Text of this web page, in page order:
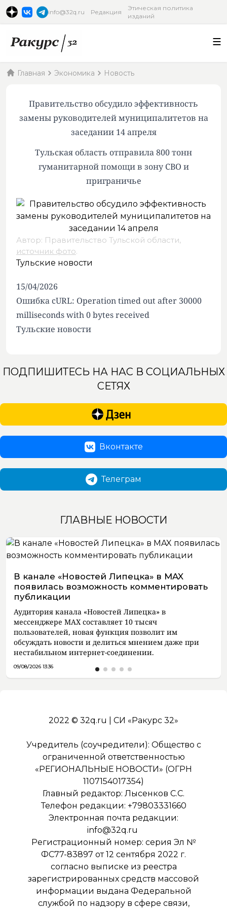
info@32q.ru Редакция
Этическая политика
изданий
Главная Экономика Новость
Правительство обсудило эффективность
замены руководителей муниципалитетов на
заседании 14 апреля
Тульская область отправила 800 тонн
гуманитарной помощи в зону СВО и
приграничье
Автор: Правительство Тульской области,
источник фото.
Тульские новости
15/04/2026
Ошибка cURL: Operation timed out after 30000
milliseconds with 0 bytes received
Тульские новости
ПОДПИШИТЕСЬ НА НАС В СОЦИАЛЬНЫХ
СЕТЯХ
Вконтакте
Телеграм
ГЛАВНЫЕ НОВОСТИ
В канале «Новостей Липецка» в MAX
появилась возможность комментировать
публикации
Аудитория канала «Новостей Липецка» в
мессенджере MAX составляет 10 тысяч
пользователей, новая функция позволит им
обсуждать новости и делиться мнением даже при
нестабильном интернет-соединении.
09/08/2026 13:36
2022 © 32q.ru | СИ «Ракурс 32»
Учредитель (соучредители): Общество с
ограниченной ответственностью
«РЕГИОНАЛЬНЫЕ НОВОСТИ» (ОГРН
1107154017354)
Главный редактор: Лысенков С.С.
Телефон редакции: +79803331660
Электронная почта редакции:
info@32q.ru
Регистрационный номер: серия Эл №
ФС77-83897 от 12 сентября 2022 г.
согласно выписке из реестра
зарегистрированных средств массовой
информации выдана Федеральной
службой по надзору в сфере связи,